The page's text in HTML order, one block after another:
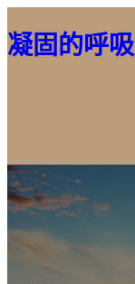
至
容
凝固的呼吸